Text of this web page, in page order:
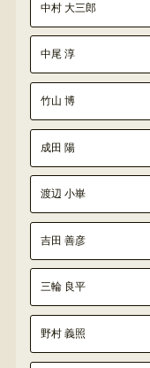
中村 大三郎
中尾 淳
竹山 博
成田 陽
渡辺 小崋
吉田 善彦
三輪 良平
野村 義照